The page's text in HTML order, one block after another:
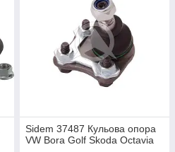
Sidem 37487 Кульова опора
VW Bora Golf Skoda Octavia